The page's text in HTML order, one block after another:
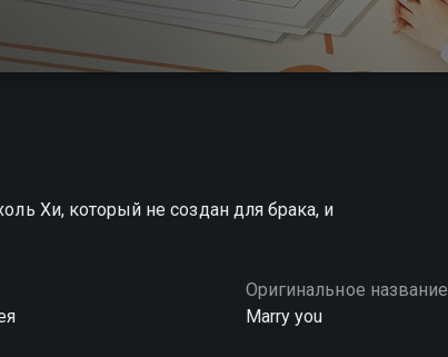
Хи, который не создан для брака, и
Оригинальное название
Marry you